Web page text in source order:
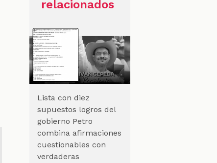
relacionados
Lista con diez
supuestos logros del
gobierno Petro
combina afirmaciones
cuestionables con
verdaderas